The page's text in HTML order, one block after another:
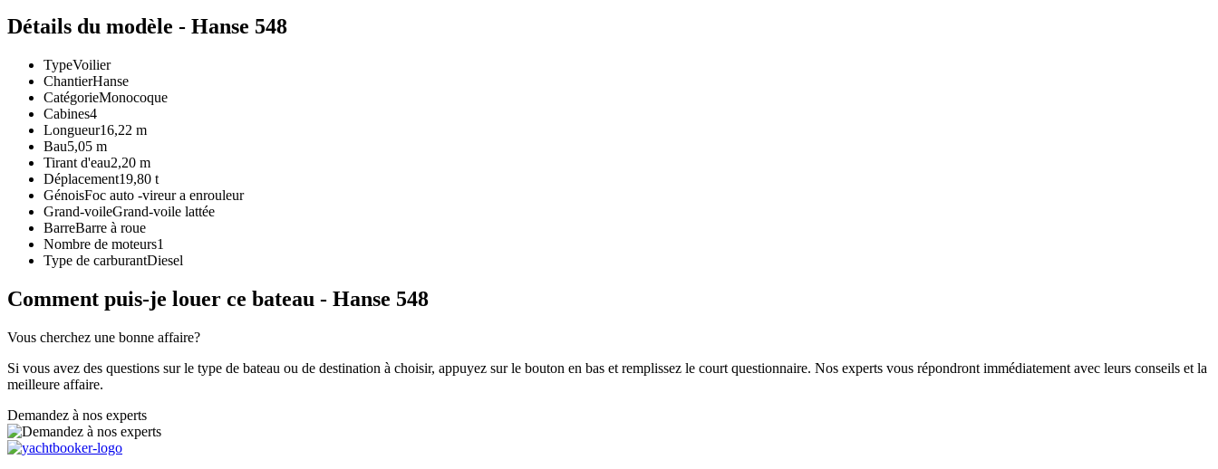
Détails du modèle - Hanse 548
TypeVoilier
ChantierHanse
CatégorieMonocoque
Cabines4
Longueur16,22 m
Bau5,05 m
Tirant d'eau2,20 m
Déplacement19,80 t
GénoisFoc auto -vireur a enrouleur
Grand-voileGrand-voile lattée
BarreBarre à roue
Nombre de moteurs1
Type de carburantDiesel
Comment puis-je louer ce bateau - Hanse 548
Vous cherchez une bonne affaire?
Si vous avez des questions sur le type de bateau ou de destination à choisir, appuyez sur le bouton en bas et remplissez le court questionnaire. Nos experts vous répondront immédiatement avec leurs conseils et la
meilleure affaire.
Demandez à nos experts